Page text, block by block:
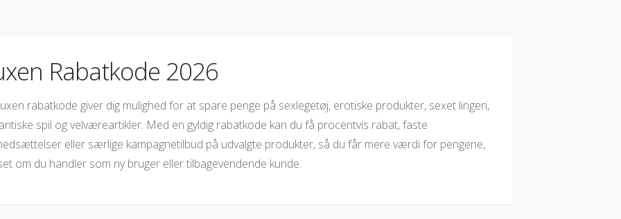
Rabatkode 2026
rabatkode giver dig mulighed for at spare penge på sexlegetøj, erotiske produkter, sexet lingeri,
spil og velværeartikler. Med en gyldig rabatkode kan du få procentvis rabat, faste
eller særlige kampagnetilbud på udvalgte produkter, så du får mere værdi for pengene,
om du handler som ny bruger eller tilbagevendende kunde.